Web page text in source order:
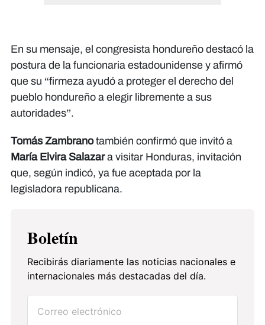
En su mensaje, el congresista hondureño destacó la
postura de la funcionaria estadounidense y afirmó
que su “firmeza ayudó a proteger el derecho del
pueblo hondureño a elegir libremente a sus
autoridades”.
Tomás Zambranotambién confirmó que invitó a
María Elvira Salazara visitar Honduras, invitación
que, según indicó, ya fue aceptada por la
legisladora republicana.
Boletín
Recibirás diariamente las noticias nacionales e
internacionales más destacadas del día.